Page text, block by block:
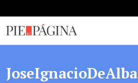
JoseIgnacioDeAlba